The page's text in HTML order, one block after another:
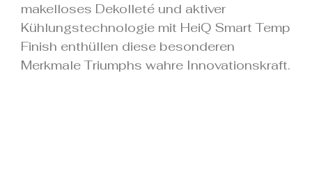
makelloses Dekolleté und aktiver
Kühlungstechnologie mit HeiQ Smart Temp
Finish enthüllen diese besonderen
Merkmale Triumphs wahre Innovationskraft.